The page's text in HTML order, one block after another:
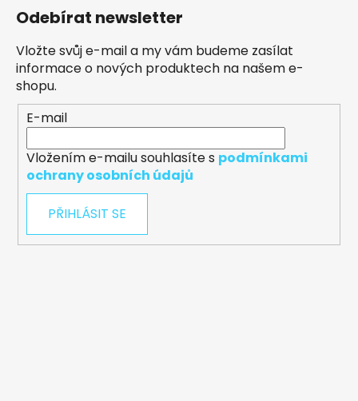
Odebírat newsletter
Vložte svůj e-mail a my vám budeme zasílat
informace o nových produktech na našem e-
shopu.
E-mail
Vložením e-mailu souhlasíte s podmínkami
ochrany osobních údajů
PŘIHLÁSIT SE